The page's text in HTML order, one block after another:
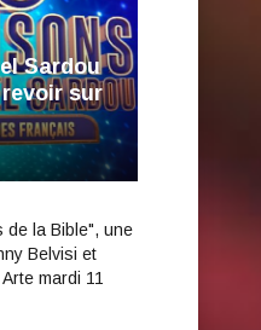
Sardou
sur
de la Bible", une
Belvisi et
mardi 11